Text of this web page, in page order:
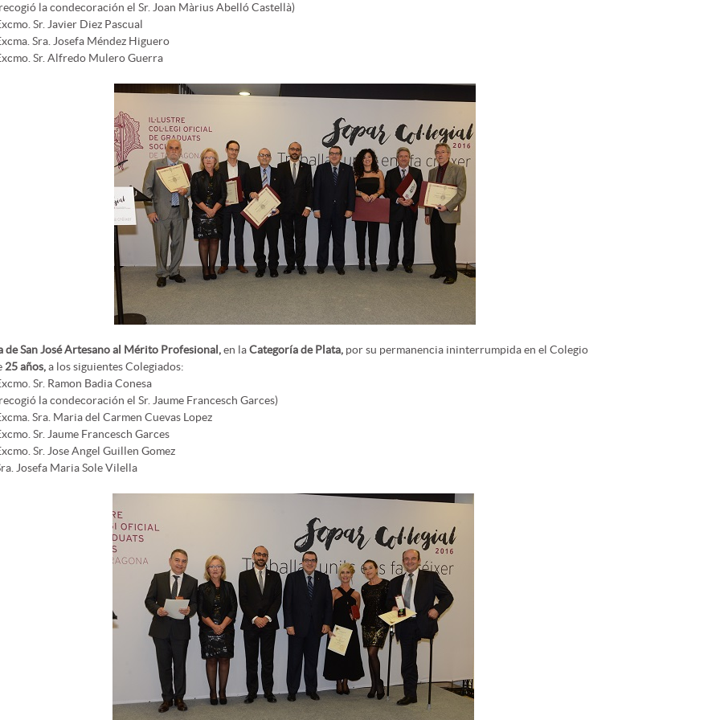
la condecoración el Sr. Joan Màrius Abelló Castellà)
Sr. Javier Diez Pascual
Sra. Josefa Méndez Higuero
Sr. Alfredo Mulero Guerra
de San José Artesano al Mérito Profesional,en laCategoría de Plata, por su permanencia ininterrumpida en el Colegio
25 años,a los siguientes Colegiados:
Sr. Ramon Badia Conesa
la condecoración el Sr. Jaume Francesch Garces)
Sra. Maria del Carmen Cuevas Lopez
Sr. Jaume Francesch Garces
Sr. Jose Angel Guillen Gomez
Josefa Maria Sole Vilella